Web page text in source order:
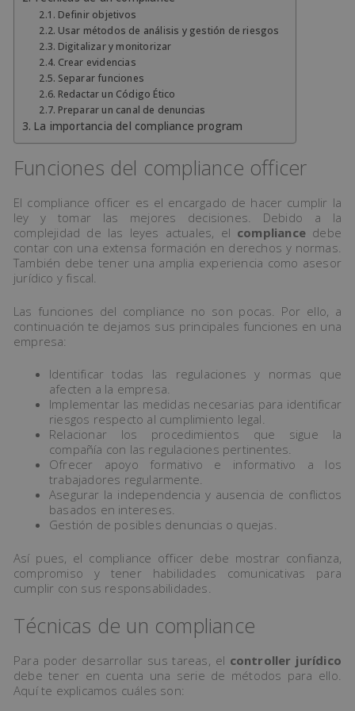
Definir objetivos
Usar métodos de análisis y gestión de riesgos
Digitalizar y monitorizar
Crear evidencias
Separar funciones
Redactar un Código Ético
Preparar un canal de denuncias
La importancia del compliance program
Funciones del compliance officer
El compliance officer es el encargado de hacer cumplir la
ley y tomar las mejores decisiones. Debido a la
complejidad de las leyes actuales, el compliance debe
contar con una extensa formación en derechos y normas.
También debe tener una amplia experiencia como asesor
jurídico y fiscal.
Las funciones del compliance no son pocas. Por ello, a
continuación te dejamos sus principales funciones en una
empresa:
Identificar todas las regulaciones y normas que
afecten a la empresa.
Implementar las medidas necesarias para identificar
riesgos respecto al cumplimiento legal.
Relacionar los procedimientos que sigue la
compañía con las regulaciones pertinentes.
Ofrecer apoyo formativo e informativo a los
trabajadores regularmente.
Asegurar la independencia y ausencia de conflictos
basados en intereses.
Gestión de posibles denuncias o quejas.
Así pues, el compliance officer debe mostrar confianza,
compromiso y tener habilidades comunicativas para
cumplir con sus responsabilidades.
Técnicas de un compliance
Para poder desarrollar sus tareas, el controller jurídico
debe tener en cuenta una serie de métodos para ello.
Aquí te explicamos cuáles son: